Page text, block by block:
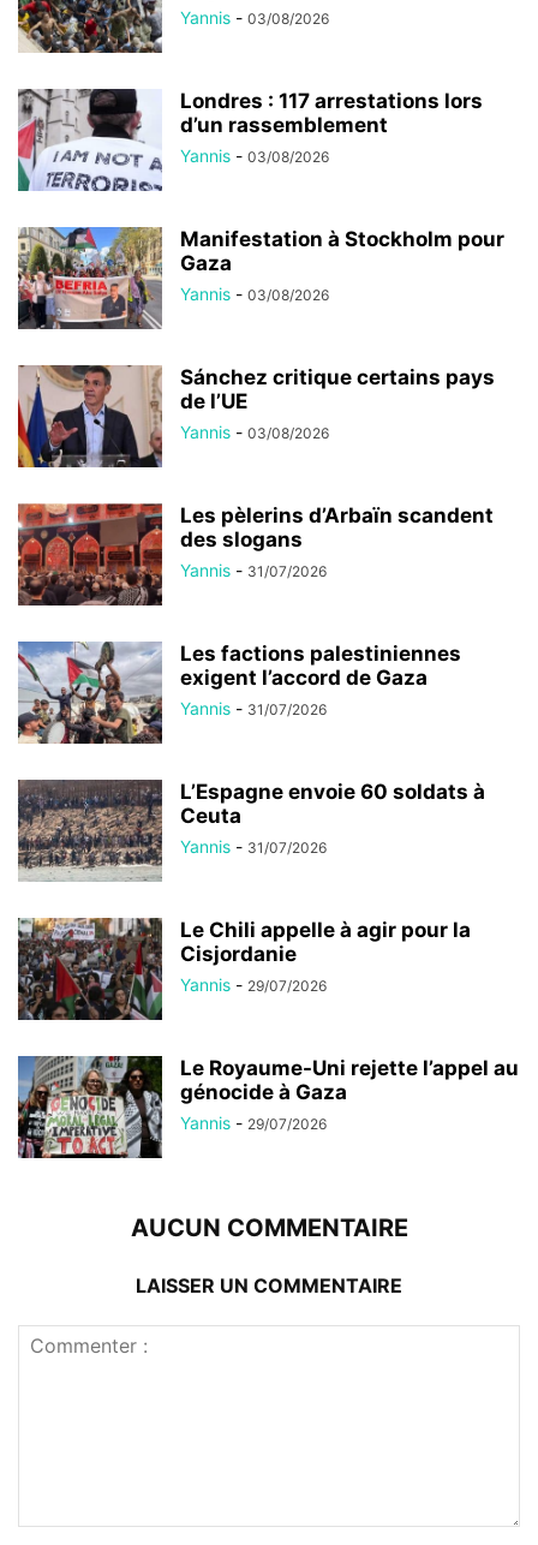
Yannis - 03/08/2026
Londres : 117 arrestations lors
d’un rassemblement
Yannis - 03/08/2026
Manifestation à Stockholm pour
Gaza
Yannis - 03/08/2026
Sánchez critique certains pays
de l’UE
Yannis - 03/08/2026
Les pèlerins d’Arbaïn scandent
des slogans
Yannis - 31/07/2026
Les factions palestiniennes
exigent l’accord de Gaza
Yannis - 31/07/2026
L’Espagne envoie 60 soldats à
Ceuta
Yannis - 31/07/2026
Le Chili appelle à agir pour la
Cisjordanie
Yannis - 29/07/2026
Le Royaume-Uni rejette l’appel au
génocide à Gaza
Yannis - 29/07/2026
AUCUN COMMENTAIRE
LAISSER UN COMMENTAIRE